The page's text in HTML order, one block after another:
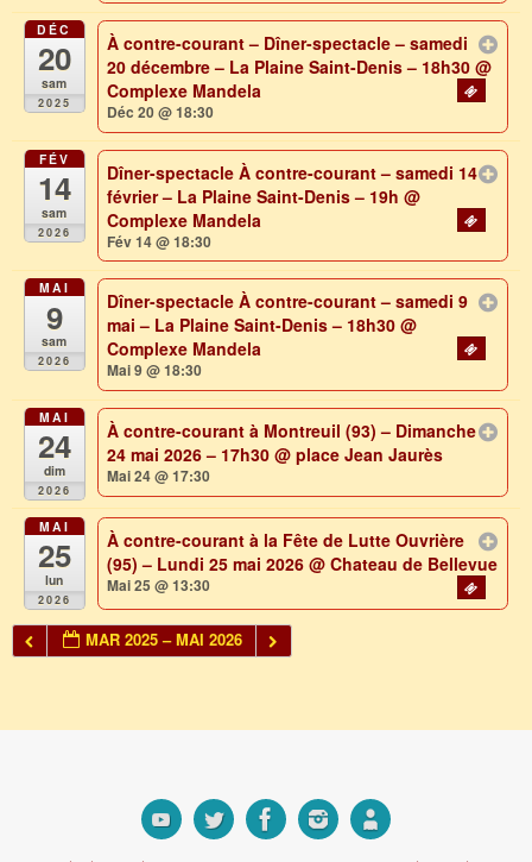
DÉC
20
sam
2025
À contre-courant – Dîner-spectacle – samedi
20 décembre – La Plaine Saint-Denis – 18h30@
Complexe Mandela
Déc 20 @ 18:30
FÉV
14
sam
2026
Dîner-spectacle À contre-courant – samedi 14
février – La Plaine Saint-Denis – 19h@
Complexe Mandela
Fév 14 @ 18:30
MAI
9
sam
2026
Dîner-spectacle À contre-courant – samedi 9
mai – La Plaine Saint-Denis – 18h30@
Complexe Mandela
Mai 9 @ 18:30
MAI
24
dim
2026
À contre-courant à Montreuil (93) – Dimanche
24 mai 2026 – 17h30@ place Jean Jaurès
Mai 24 @ 17:30
MAI
25
lun
2026
À contre-courant à la Fête de Lutte Ouvrière
(95) – Lundi 25 mai 2026@ Chateau de Bellevue
Mai 25 @ 13:30
MAR 2025 – MAI 2026